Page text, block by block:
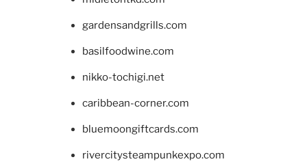
gardensandgrills.com
basilfoodwine.com
nikko-tochigi.net
caribbean-corner.com
bluemoongiftcards.com
rivercitysteampunkexpo.com